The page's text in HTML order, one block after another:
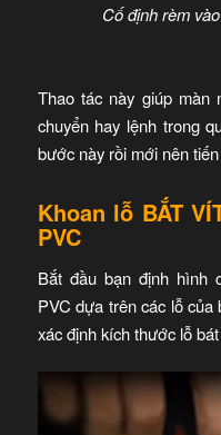
Cố định rèm
Thao tác này giúp màn
chuyển hay lệnh trong
bước này rồi mới nên
Khoan lỗ BẮT
PVC
Bắt đầu bạn định hình
PVC dựa trên các lỗ
xác định kích thước lỗ